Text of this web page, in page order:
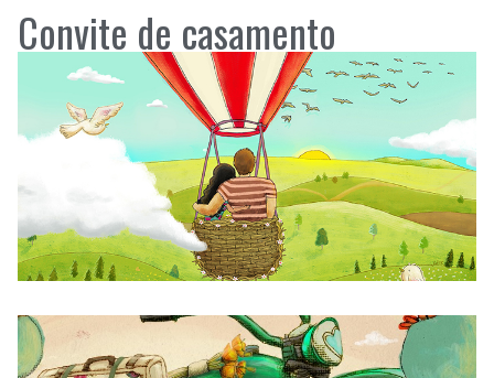
Convite de casamento